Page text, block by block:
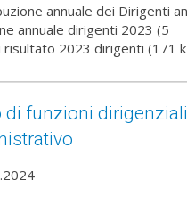
annuale dei Dirigenti
annuale dirigenti 2023 (5
2023 dirigenti (171
di funzioni